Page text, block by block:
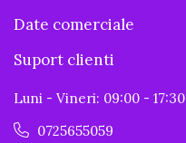
Date comerciale
Suport clienti
Luni - Vineri: 09:00 - 17:30
0725655059